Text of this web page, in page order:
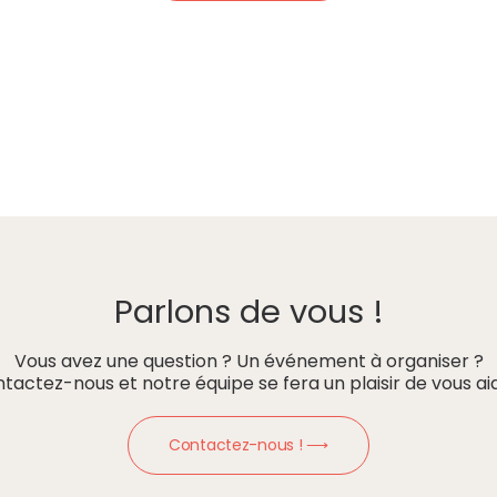
Parlons de vous !
Vous avez une question ? Un événement à organiser ?
nous et notre équipe se fera un plaisir de vous
Contactez-nous ! ⟶